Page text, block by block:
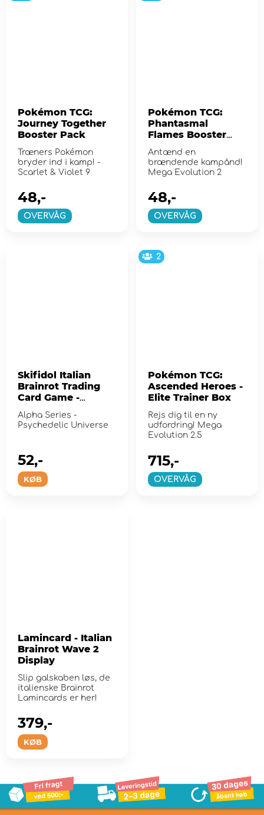
Pokémon TCG:
Journey Together
Booster Pack
Træners Pokémon
bryder ind i kamp! -
Scarlet & Violet 9
OVERVÅG
48,-
Pokémon TCG:
Phantasmal
Flames Booster
Pack
Antænd en
brændende kampånd!
Mega Evolution 2
OVERVÅG
48,-
Skifidol Italian
Brainrot Trading
Card Game -
Alpha Series -
Psychedelic Universe
KØB
52,-
2
Pokémon TCG:
Ascended Heroes -
Elite Trainer Box
Rejs dig til en ny
udfordring! Mega
Evolution 2.5
OVERVÅG
715,-
Lamincard - Italian
Brainrot Wave 2
Display
Slip galskaben løs, de
italienske Brainrot
Lamincards er her!
KØB
379,-